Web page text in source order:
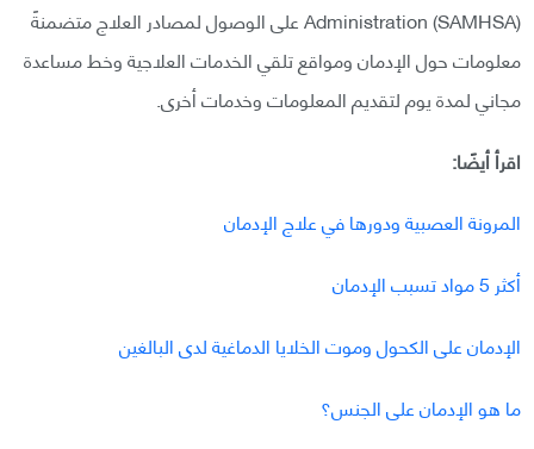
Administration (SAMHSA) على الوصول لمصادر العلاج متضمنةً
معلومات حول الإدمان ومواقع تلقي الخدمات العلاجية وخط مساعدة
مجاني لمدة يوم لتقديم المعلومات وخدمات أخرى.
اقرأ أيضًا:
المرونة العصبية ودورها في علاج الإدمان
أكثر 5 مواد تسبب الإدمان
الإدمان على الكحول وموت الخلايا الدماغية لدى البالغين
ما هو الإدمان على الجنس؟